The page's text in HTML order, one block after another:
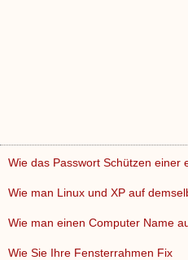
Wie man Linux und XP auf
Wie man einen Computer Name
Wie Sie Ihre Fensterrahmen Fix